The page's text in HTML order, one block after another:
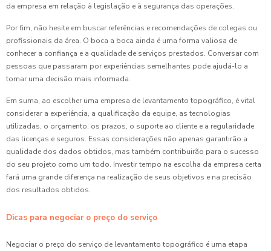
da empresa em relação à legislação e à segurança das operações.
Por fim, não hesite em buscar referências e recomendações de colegas ou
profissionais da área. O boca a boca ainda é uma forma valiosa de
conhecer a confiança e a qualidade de serviços prestados. Conversar com
pessoas que passaram por experiências semelhantes pode ajudá-lo a
tomar uma decisão mais informada.
Em suma, ao escolher uma empresa de levantamento topográfico, é vital
considerar a experiência, a qualificação da equipe, as tecnologias
utilizadas, o orçamento, os prazos, o suporte ao cliente e a regularidade
das licenças e seguros. Essas considerações não apenas garantirão a
qualidade dos dados obtidos, mas também contribuirão para o sucesso
do seu projeto como um todo. Investir tempo na escolha da empresa certa
fará uma grande diferença na realização de seus objetivos e na precisão
dos resultados obtidos.
Dicas para negociar o preço do serviço
Negociar o preço do serviço de levantamento topográfico é uma etapa